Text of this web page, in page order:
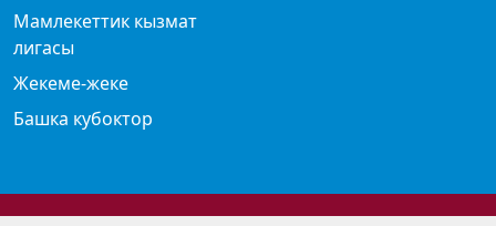
Мамлекеттик кызмат
лигасы
Жекеме-жеке
Башка кубоктор